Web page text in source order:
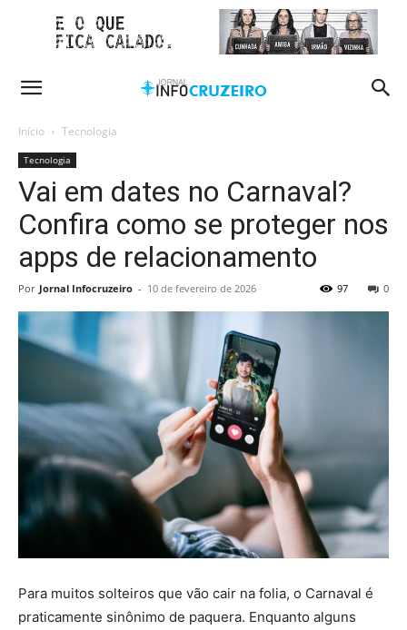
Início Tecnologia
Tecnologia
Vai em dates no Carnaval?
Confira como se proteger nos
apps de relacionamento
Por Jornal Infocruzeiro - 10 de fevereiro de 2026 0
97
Para muitos solteiros que vão cair na folia, o Carnaval é
praticamente sinônimo de paquera. Enquanto alguns